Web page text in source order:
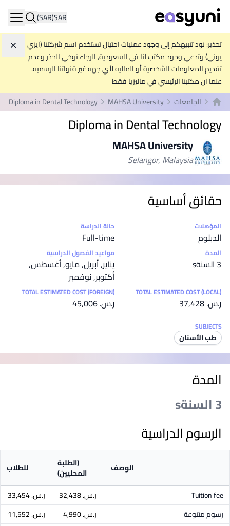
SAR
(SAR)
تحذير: نود تنبيهكم إلى وجود عمليات احتيال تستخدم اسم شركتنا (ايزي
يوني) وتدعي وجود مكتب لنا في السعودية, الرجاء توخي الحذر وعدم
تقديم المعلومات الشخصية أو الماليه لأي جهه غير قنواتنا الرسميه.
علما ان مكتبنا الرئيسي في ماليزيا فقط
الصفحة الرئيسية
الجامعات MAHSA University
Diploma in Dental Technology
Diploma in Dental Technology
MAHSA University
Selangor, Malaysia
حقائق أساسية
إحصائيات
المؤهلات
الدبلوم
حالة الدراسة
Full-time
المدة
3 السنةs
مواعيد الفصول الدراسية
يناير, أبريل, مايو, أغسطس,
أكتوبر, نوفمبر
TOTAL ESTIMATED COST (LOCAL)
ر.س.‏ 37,428
TOTAL ESTIMATED COST (FOREIGN)
ر.س.‏ 45,006
SUBJECTS
طب الأسنان
المدة
3 السنةs
الرسوم الدراسية
الوصف (الطلبة
المحليين) للطلاب
Tuition fee ر.س.‏ 32,438
ر.س.‏ 33,454
رسوم متنوعة
ر.س.‏ 4,990 ر.س.‏ 11,552